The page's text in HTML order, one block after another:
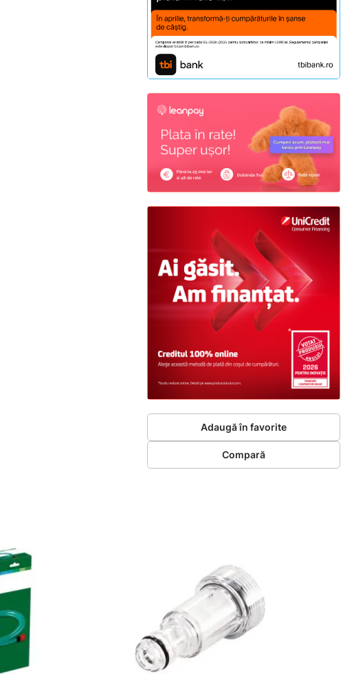
Adaugă în favorite
Compară